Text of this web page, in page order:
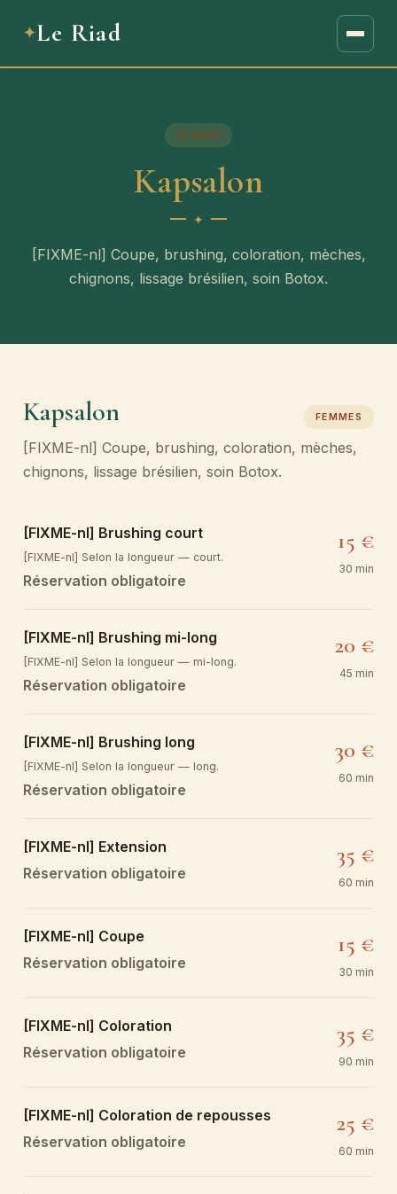
Le Riad
LE RIAD
Kapsalon
[FIXME-nl] Coupe, brushing, coloration, mèches,
chignons, lissage brésilien, soin Botox.
Kapsalon FEMMES
[FIXME-nl] Coupe, brushing, coloration, mèches,
chignons, lissage brésilien, soin Botox.
[FIXME-nl] Brushing court
[FIXME-nl] Selon la longueur — court.
Réservation obligatoire
15 €
30 min
[FIXME-nl] Brushing mi-long
[FIXME-nl] Selon la longueur — mi-long.
Réservation obligatoire
20 €
45 min
[FIXME-nl] Brushing long
[FIXME-nl] Selon la longueur — long.
Réservation obligatoire
30 €
60 min
[FIXME-nl] Extension
Réservation obligatoire
35 €
60 min
[FIXME-nl] Coupe
Réservation obligatoire
15 €
30 min
[FIXME-nl] Coloration
Réservation obligatoire
35 €
90 min
[FIXME-nl] Coloration de repousses
Réservation obligatoire
25 €
60 min